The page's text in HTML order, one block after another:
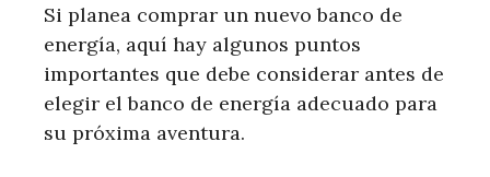
Si planea comprar un nuevo banco de
energía, aquí hay algunos puntos
importantes que debe considerar antes de
elegir el banco de energía adecuado para
su próxima aventura.